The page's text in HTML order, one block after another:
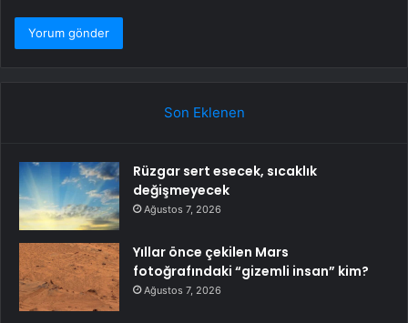
Son Eklenen
Rüzgar sert esecek, sıcaklık
değişmeyecek
Ağustos 7, 2026
Yıllar önce çekilen Mars
fotoğrafındaki “gizemli insan” kim?
Ağustos 7, 2026